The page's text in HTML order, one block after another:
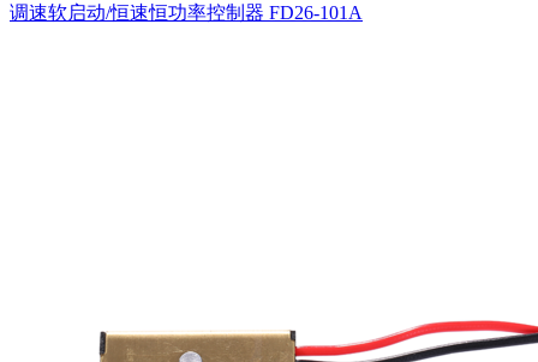
调速软启动/恒速恒功率控制器 FD26-101A